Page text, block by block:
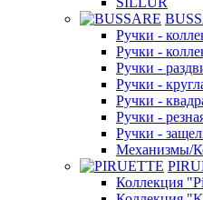
Ручки -
Ручки -
Ручки -
Ручки -
Ручки -
Ручки -
Ручки -
Механизмы/
Коллекция